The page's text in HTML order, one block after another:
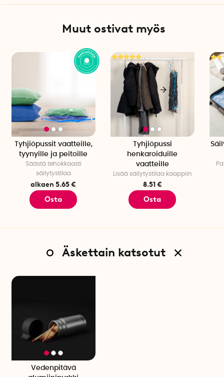
Muut ostivat myös
Tyhjiöpussit vaatteille,
tyynyille ja peitoille
Säästä tehokkaasti
säilytystilaa
alkaen 5.65 €
Osta
Tyhjiöpussi
henkaroiduille
vaatteille
Lisää säilytystilaa kaappiin
8.51 €
Osta
Äskettain katsotut
Vedenpitävä